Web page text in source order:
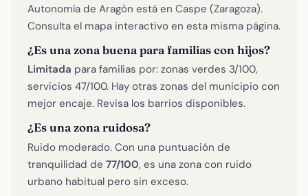
Autonomía de Aragón está en Caspe (Zaragoza).
Consulta el mapa interactivo en esta misma página.
¿Es una zona buena para familias con hijos?
Limitada para familias por: zonas verdes 3/100,
servicios 47/100. Hay otras zonas del municipio con
mejor encaje. Revisa los barrios disponibles.
¿Es una zona ruidosa?
Ruido moderado. Con una puntuación de
tranquilidad de 77/100, es una zona con ruido
urbano habitual pero sin exceso.